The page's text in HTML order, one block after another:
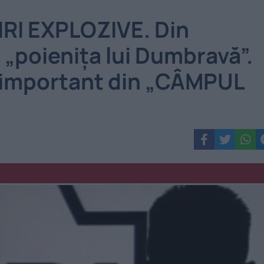
EXPLOZIVE. Din
lui Dumbravă”.
din „CÂMPUL